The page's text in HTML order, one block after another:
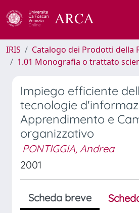
IRIS Catalogo dei Prodotti della
1.01 Monografia o trattato
Impiego efficiente
tecnologie
Apprendimento e
organizzativo
PONTIGGIA, Andrea
2001
Scheda breve